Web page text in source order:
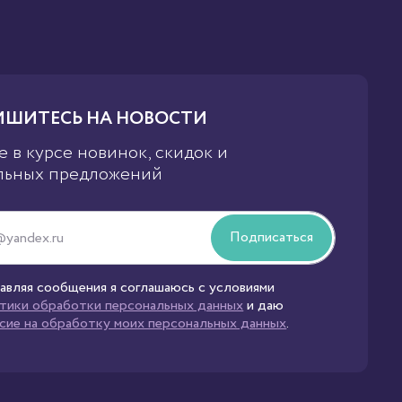
НА НОВОСТИ
в курсе новинок, скидок и
предложений
Подписаться
сообщения я соглашаюсь с условиями
обработки персональных данныхи даю
на обработку моих персональных данных.